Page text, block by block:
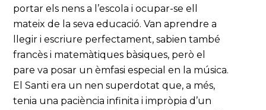
portar els nens a l’escola i ocupar-se ell
mateix de la seva educació. Van aprendre a
llegir i escriure perfectament, sabien també
francès i matemàtiques bàsiques, però el
pare va posar un èmfasi especial en la música.
El Santi era un nen superdotat que, a més,
tenia una paciència infinita i impròpia d’un